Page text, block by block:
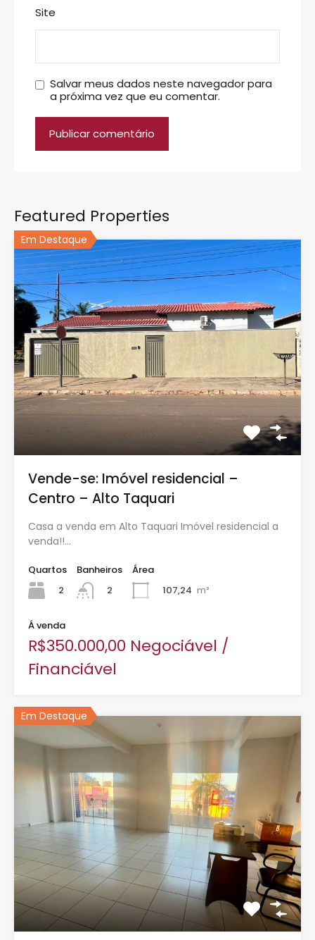
Site
Salvar meus dados neste navegador para
a próxima vez que eu comentar.
Featured Properties
Em Destaque
Vende-se: Imóvel residencial –
Centro – Alto Taquari
Casa a venda em Alto Taquari Imóvel residencial a
venda!!…
Quartos
2
Banheiros
2
Área
107,24 m²
Á venda
R$350.000,00 Negociável /
Financiável
Em Destaque